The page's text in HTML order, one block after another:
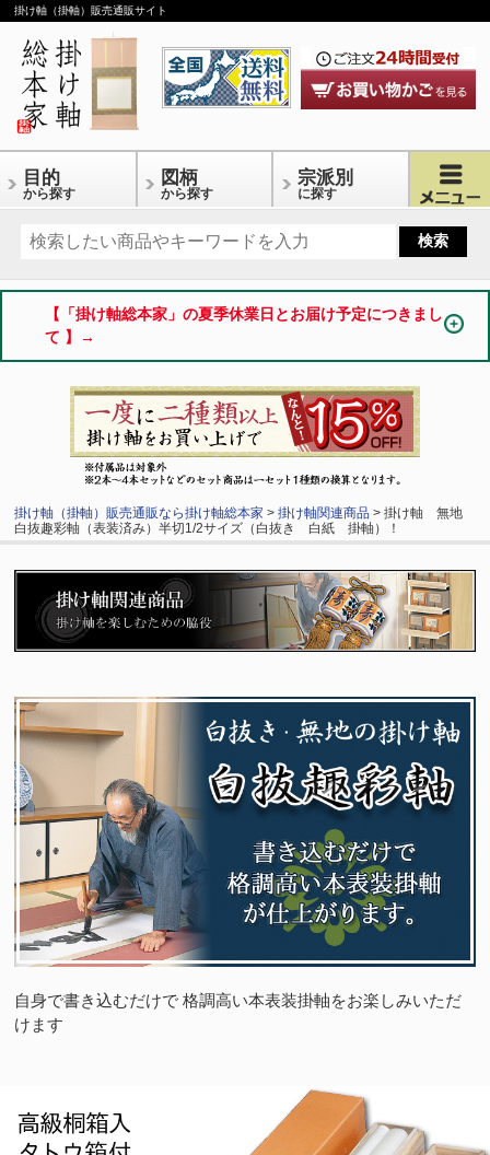
掛け軸（掛軸）販売通販サイト
目的
から探す
図柄
から探す
宗派別
に探す
【「掛け軸総本家」の夏季休業日とお届け予定につきまし
て 】→
掛け軸（掛軸）販売通販なら掛け軸総本家 >掛け軸関連商品 > 掛け軸 無地
白抜趣彩軸（表装済み）半切1/2サイズ（白抜き 白紙 掛軸）！
自身で書き込むだけで 格調高い本表装掛軸をお楽しみいただ
けます